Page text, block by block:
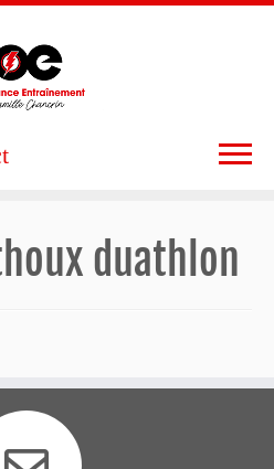
duathlon